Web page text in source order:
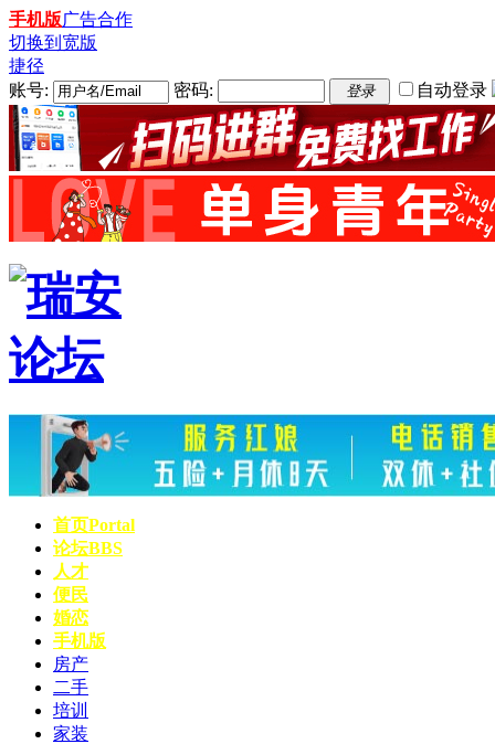
手机版广告合作
切换到宽版
捷径
账号:
密码: 登录 自动登录
首页Portal
论坛BBS
人才
便民
婚恋
手机版
房产
二手
培训
家装